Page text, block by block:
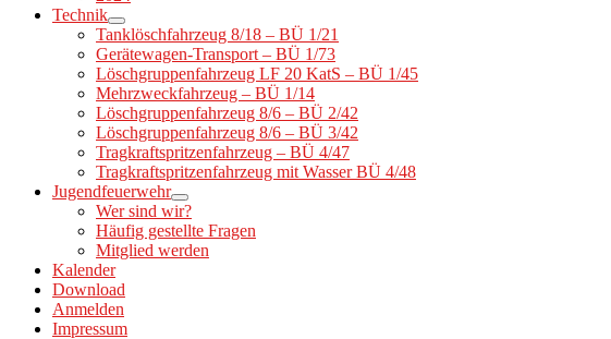
Technik
Tanklöschfahrzeug 8/18 – BÜ 1/21
Gerätewagen-Transport – BÜ 1/73
Löschgruppenfahrzeug LF 20 KatS – BÜ 1/45
Mehrzweckfahrzeug – BÜ 1/14
Löschgruppenfahrzeug 8/6 – BÜ 2/42
Löschgruppenfahrzeug 8/6 – BÜ 3/42
Tragkraftspritzenfahrzeug – BÜ 4/47
Tragkraftspritzenfahrzeug mit Wasser BÜ 4/48
Jugendfeuerwehr
Wer sind wir?
Häufig gestellte Fragen
Mitglied werden
Kalender
Download
Anmelden
Impressum